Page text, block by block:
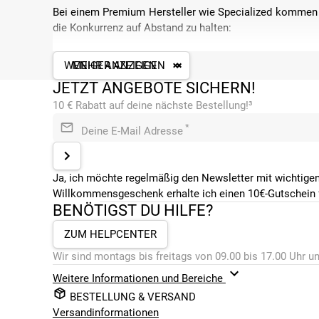
Bei einem Premium Hersteller wie Specialized
die Konkurrenz auf Abstand zu halten:
einen effizienten Rahmen aus FACT 11r Carbon
für puren Vortrieb
eine steife FACT Carbon Disc Gabel für präzise
kraftvolle hydraulische Scheibenbremsen aus der
leichte DT R470 Disc Laufräder für ein schnelle
MIT EINEM SPECIALIZED CRUX
Als Fahrer eines Specialized Crux zeichnest du dich
Leidenschaft betreibst. Gerade in anspruchsvollen
bessere Material kann dabei den entscheidenden
sportlichen Trainingsfahrten gehen möchtest – mit
an Angriff nehmen.
Hier Kommst du zu den Specialized-Crux-Modellen
Specialized Crux 2024er-Serie
MEHR ANZEIGEN
WENIGER ANZEIGEN
JETZT ANGEBOTE SICHERN!
10 € Rabatt auf deine nächste Bestellung!³
Deine E-Mail Adresse *
Ja, ich möchte regelmäßig den Newsletter mit
Willkommensgeschenk erhalte ich einen 10€-
BENÖTIGST DU HILFE?
ZUM HELPCENTER
Wir sind montags bis freitags von 09.00 bis 17.00 Uhr
Weitere Informationen und Bereiche
BESTELLUNG & VERSAND
Versandinformationen